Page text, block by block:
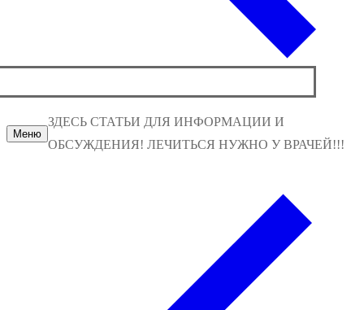
Меню
ЗДЕСЬ СТАТЬИ ДЛЯ ИНФОРМАЦИИ И
ОБСУЖДЕНИЯ! ЛЕЧИТЬСЯ НУЖНО У ВРАЧЕЙ!!!